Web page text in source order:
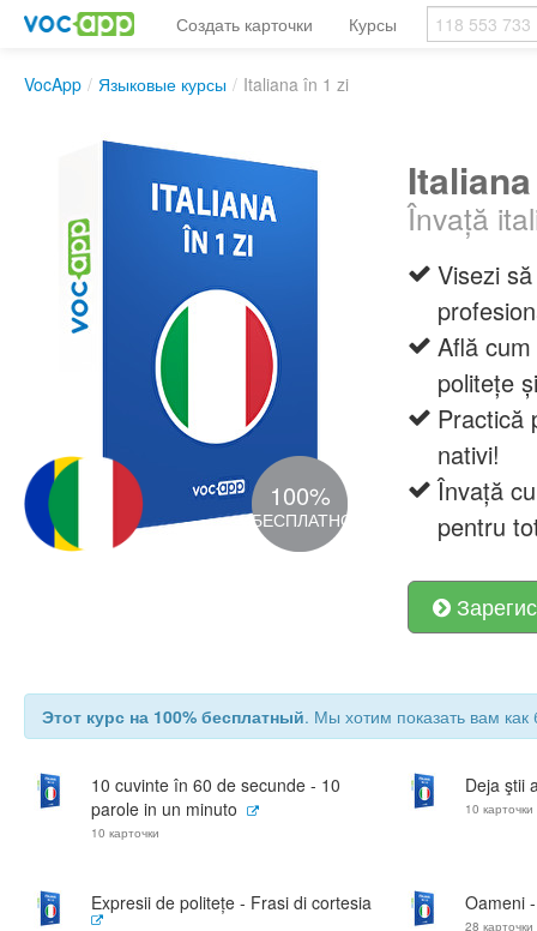
Создать карточки Курсы
VocApp / Языковые курсы / Italiana în 1 zi
100%
БЕСПЛАТНО
Învață
Visezi
Află
politețe
Practică
nativi!
Învață
pentru
Этот курс на 100% бесплатный. Мы хотим показать вам
10 cuvinte în 60 de secunde - 10
parole in un minuto
10 карточки
Deja ştii
10 карточки
Expresii de politețe - Frasi di cortesia Oameni
28 карточки